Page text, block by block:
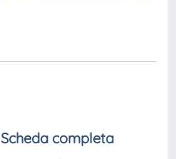
Scheda completa